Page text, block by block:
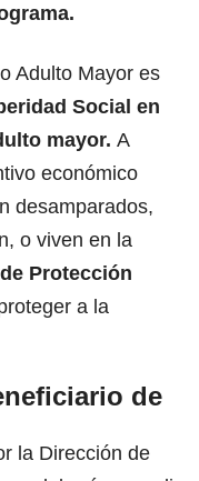
Adulto Mayor es
Social en
mayor. A
económico
desamparados,
o viven en la
Protección
a la
de
la Dirección de